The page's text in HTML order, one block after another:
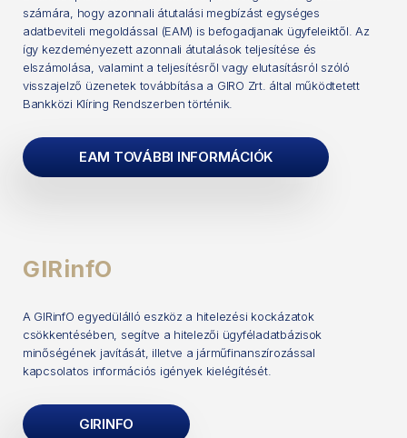
számára, hogy azonnali átutalási megbízást egységes
adatbeviteli megoldással (EAM) is befogadjanak ügyfeleiktől. Az
így kezdeményezett azonnali átutalások teljesítése és
elszámolása, valamint a teljesítésről vagy elutasításról szóló
visszajelző üzenetek továbbítása a GIRO Zrt. által működtetett
Bankközi Klíring Rendszerben történik.
EAM TOVÁBBI INFORMÁCIÓK
GIRinfO
A GIRinfO egyedülálló eszköz a hitelezési kockázatok
csökkentésében, segítve a hitelezői ügyféladatbázisok
minőségének javítását, illetve a járműfinanszírozással
kapcsolatos információs igények kielégítését.
GIRINFO